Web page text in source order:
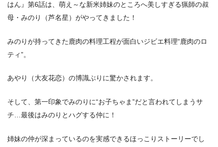
はん』第6話は、萌え～な新米姉妹のところへ美しすぎる猟師の叔
母・みのり（芦名星）がやってきました！
みのりが持ってきた鹿肉の料理工程が面白いジビエ料理“鹿肉のロ
ティ”。
あやり（大友花恋）の博識ぶりに驚かされます。
そして、第一印象でみのりに“お子ちゃま”だと言われてしまうサ
チ…最後はみのりとハグする仲に！
姉妹の仲が深まっているのを実感できるほっこりストーリーでし